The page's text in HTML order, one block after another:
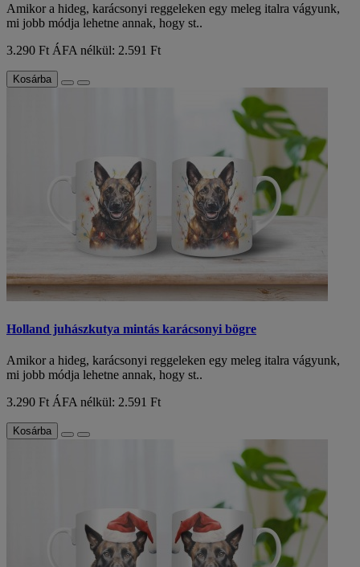
Amikor a hideg, karácsonyi reggeleken egy meleg italra vágyunk,
mi jobb módja lehetne annak, hogy st..
3.290 Ft ÁFA nélkül: 2.591 Ft
Kosárba
Holland juhászkutya mintás karácsonyi bögre
Amikor a hideg, karácsonyi reggeleken egy meleg italra vágyunk,
mi jobb módja lehetne annak, hogy st..
3.290 Ft ÁFA nélkül: 2.591 Ft
Kosárba